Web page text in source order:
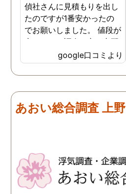
偵社さんに見積もりを出し
たのですが1番安かったの
でお願いしました。 値段が
安いので、調査の方が心配
でしたがしっかり浮気の証
拠を押さえて頂けました。
ありがとう御座いました。
探偵に頼む事のない人生を
歩みますね(笑)
google口コミより
あおい総合調査 上野